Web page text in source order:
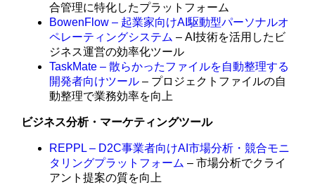
合管理に特化したプラットフォーム
BowenFlow – 起業家向けAI駆動型パーソナルオ
ペレーティングシステム – AI技術を活用したビ
ジネス運営の効率化ツール
TaskMate – 散らかったファイルを自動整理する
開発者向けツール – プロジェクトファイルの自
動整理で業務効率を向上
ビジネス分析・マーケティングツール
REPPL – D2C事業者向けAI市場分析・競合モニ
タリングプラットフォーム – 市場分析でクライ
アント提案の質を向上